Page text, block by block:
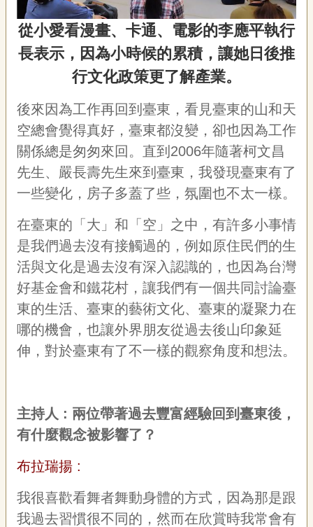
從小愛看漫畫、卡通、電影的李應平執行
長表示，因為小時候的累積，讓她日後推
行文化政策更了解產業。
後來因為工作再回到臺東，看見臺東的山和天
空總會覺得真好，臺東都沒變，卻也因為工作
關係總是匆匆來回。直到2006年隨著柯文昌
先生、嚴長壽先生來到臺東，我發現臺東有了
一些變化，房子多蓋了些，氛圍也不太一樣。
在臺東的「大」和「空」之中，有許多小事情
是我們過去沒有接觸過的，例如原住民們的生
活與文化是過去沒有深入認識的，也因為台灣
好基金會和鐵花村，讓我們有一個共同討論臺
東的生活、臺東的藝術文化、臺東的凝聚力在
哪的機會，也讓外界朋友從過去後山印象延
伸，對於臺東有了不一樣的觀察角度和想法。
主持人 : 兩位帶著過去豐富經驗回到臺東後，
有什麼觀念被影響了 ？
布拉瑞揚 :
我很喜歡看舞者舞動身體的方式，因為那是跟
我過去習慣很不同的，然而在欣賞時我常會有